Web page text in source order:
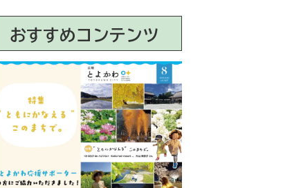
おすすめコンテンツ